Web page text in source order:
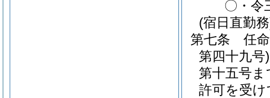
〇・令
(宿日直勤
第七条
任
第四十九号)
第十五号
許可を受